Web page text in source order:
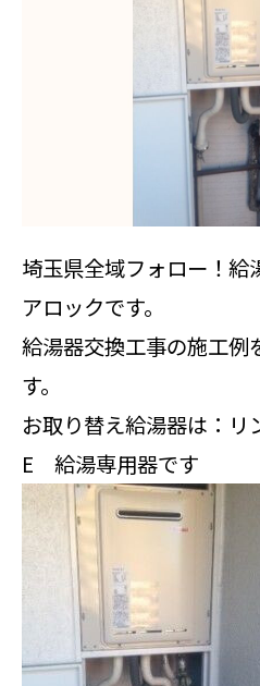
埼玉県全域フォロー！給
アロックです。
給湯器交換工事の施工例
す。
お取り替え給湯器は：リ
E 給湯専用器です